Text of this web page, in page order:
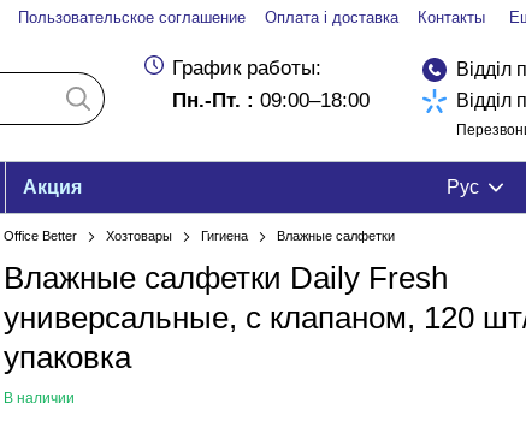
Пользовательское соглашение Оплата і доставка Контакты
График работы:
Пн.-Пт. : 09:00–18:00
Відділ
Відділ
Акция Рус
Office Better Хозтовары Гигиена Влажные салфетки
Влажные салфетки Daily Fresh
универсальные, с клапаном, 120
упаковка
В наличии